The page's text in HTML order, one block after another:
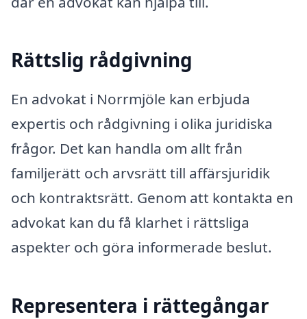
Rättslig rådgivning
En advokat i Norrmjöle kan erbjuda
expertis och rådgivning i olika juridiska
frågor. Det kan handla om allt från
familjerätt och arvsrätt till affärsjuridik
och kontraktsrätt. Genom att kontakta en
advokat kan du få klarhet i rättsliga
aspekter och göra informerade beslut.
Representera i rättegångar